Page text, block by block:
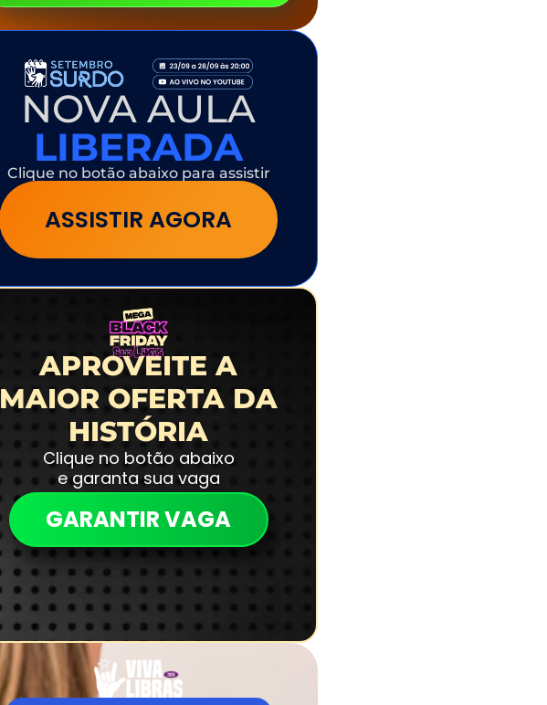
NOVA AULA
LIBERADA
Clique no botão abaixo para assistir
ASSISTIR AGORA
APROVEITE A
MAIOR OFERTA DA
HISTÓRIA
Clique no botão abaixo
e garanta sua vaga
GARANTIR VAGA